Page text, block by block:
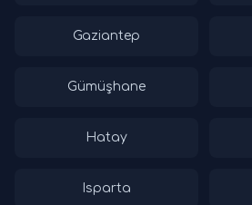
Gaziantep
Gümüşhane
Hatay
Isparta